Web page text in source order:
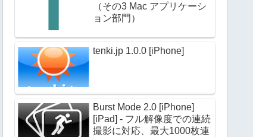
（その3 Mac アプリケーシ
ョン部門）
tenki.jp 1.0.0 [iPhone]
Burst Mode 2.0 [iPhone]
[iPad] - フル解像度での連続
撮影に対応、最大1000枚連